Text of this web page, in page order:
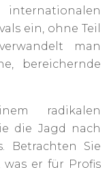
ein, ohne Teil
man
bereichernde
radikalen
die Jagd nach
Betrachten Sie
was er für Profis